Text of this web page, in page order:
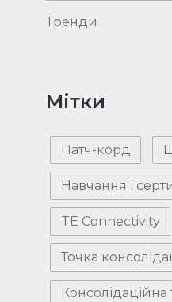
Тренди
Мітки
Патч-корд
Навчання і
TE Connectivity
Точка
Консолідаційна